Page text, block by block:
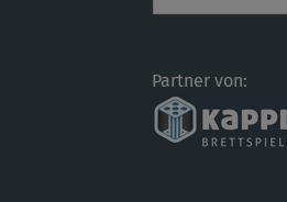
Partner von: